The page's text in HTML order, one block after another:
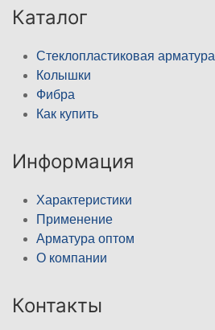
Каталог
Стеклопластиковая арматура
Колышки
Фибра
Как купить
Информация
Характеристики
Применение
Арматура оптом
О компании
Контакты